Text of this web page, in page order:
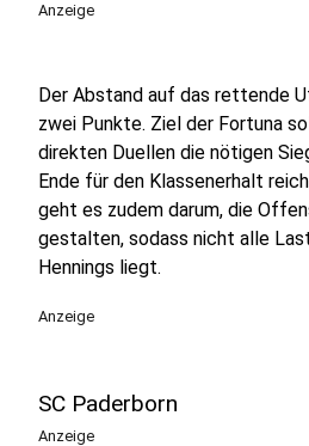
Anzeige
Der Abstand auf das rettende
zwei Punkte. Ziel der Fortuna
direkten Duellen die nötigen
Ende für den Klassenerhalt
geht es zudem darum, die
gestalten, sodass nicht alle
Hennings liegt.
Anzeige
SC Paderborn
Anzeige